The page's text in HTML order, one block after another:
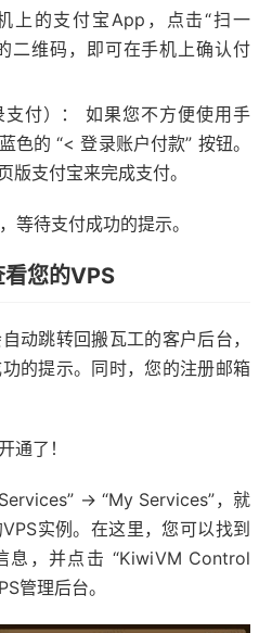
上的支付宝App，点击“扫一
二维码，即可在手机上确认付
付）： 如果您不方便使用手
色的 “< 登录账户付款” 按钮。
版支付宝来完成支付。
等待支付成功的提示。
您的VPS
动跳转回搬瓦工的客户后台，
的提示。同时，您的注册邮箱
通了！
-> “My Services”，就
实例。在这里，您可以找到
息，并点击 “KiwiVM Control
管理后台。